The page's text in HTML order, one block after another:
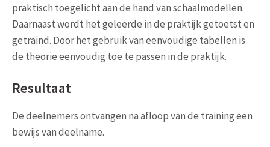
praktisch toegelicht aan de hand van schaalmodellen.
Daarnaast wordt het geleerde in de praktijk getoetst en
getraind. Door het gebruik van eenvoudige tabellen is
de theorie eenvoudig toe te passen in de praktijk.
Resultaat
De deelnemers ontvangen na afloop van de training een
bewijs van deelname.